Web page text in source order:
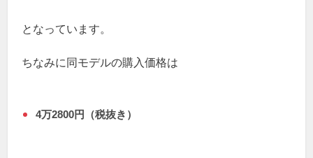
となっています。
ちなみに同モデルの購入価格は
4万2800円（税抜き）